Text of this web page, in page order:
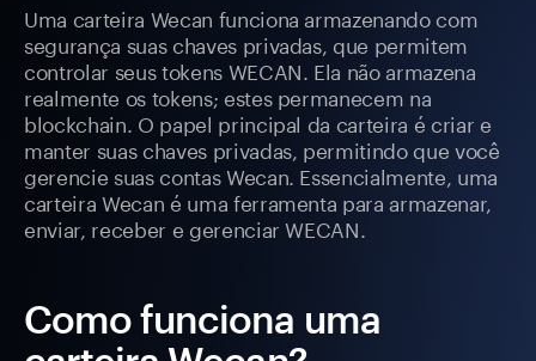
Uma carteira Wecan funciona armazenando com
segurança suas chaves privadas, que permitem
controlar seus tokens WECAN. Ela não armazena
realmente os tokens; estes permanecem na
blockchain. O papel principal da carteira é criar e
manter suas chaves privadas, permitindo que você
gerencie suas contas Wecan. Essencialmente, uma
carteira Wecan é uma ferramenta para armazenar,
enviar, receber e gerenciar WECAN.
Como funciona uma